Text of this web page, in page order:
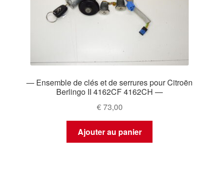
— Ensemble de clés et de serrures pour Citroën
Berlingo II 4162CF 4162CH —
€73,00
Ajouter au panier